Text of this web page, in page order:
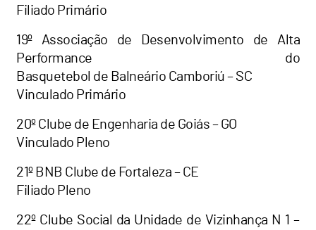
Filiado Primário
19º Associação de Desenvolvimento de Alta
Performance do
Basquetebol de Balneário Camboriú – SC
Vinculado Primário
20º Clube de Engenharia de Goiás – GO
Vinculado Pleno
21º BNB Clube de Fortaleza – CE
Filiado Pleno
22º Clube Social da Unidade de Vizinhança N 1 –